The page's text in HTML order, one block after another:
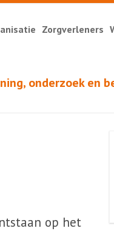
onderzoek en
Zorgverleners
op het